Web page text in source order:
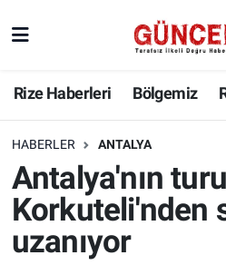
Rize Haberleri Bölgemiz
HABERLER ANTALYA
Antalya'nın
Korkuteli'nden
uzanıyor